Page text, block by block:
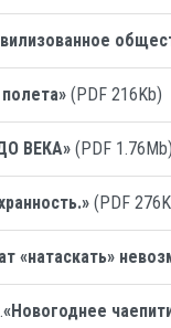
(PDF 216Kb)
ВЕКА» (PDF 1.76Mb)
(PDF
«натаскать»
«Новогоднее